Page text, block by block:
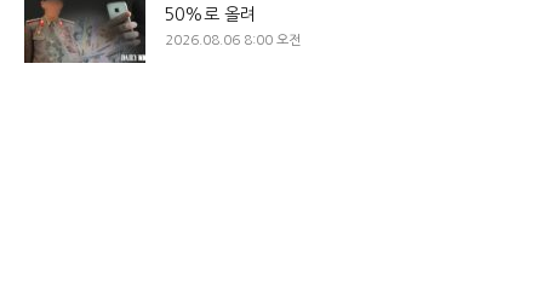
50%로 올려
2026.08.06 8:00 오전